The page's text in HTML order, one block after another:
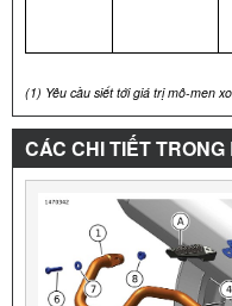
(1) Yêu cầu siết tới giá trị mô-men
CÁC CHI TIẾT